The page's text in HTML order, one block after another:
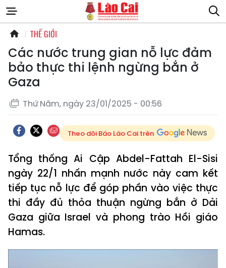
THẾ GIỚI
Các nước trung gian nỗ lực đảm
bảo thực thi lệnh ngừng bắn ở
Gaza
Thứ Năm, ngày 23/01/2025 - 00:56
Theo dõi Báo Lào Cai trên
Tổng thống Ai Cập Abdel-Fattah El-Sisi
ngày 22/1 nhấn mạnh nước này cam kết
tiếp tục nỗ lực để góp phần vào việc thực
thi đầy đủ thỏa thuận ngừng bắn ở Dải
Gaza giữa Israel và phong trào Hồi giáo
Hamas.